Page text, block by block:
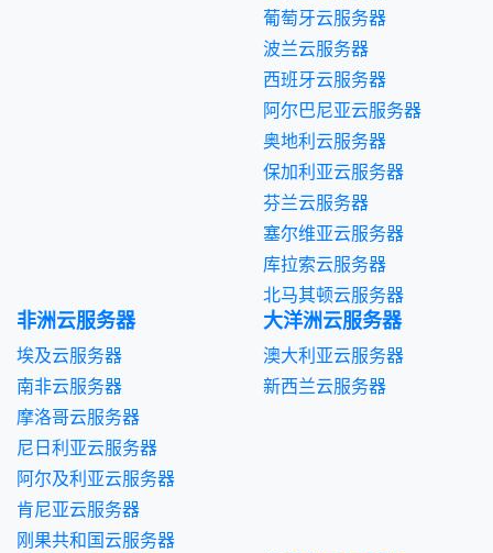
葡萄牙云服务器
波兰云服务器
西班牙云服务器
阿尔巴尼亚云服务器
奥地利云服务器
保加利亚云服务器
芬兰云服务器
塞尔维亚云服务器
库拉索云服务器
北马其顿云服务器
非洲云服务器
埃及云服务器
南非云服务器
摩洛哥云服务器
尼日利亚云服务器
阿尔及利亚云服务器
肯尼亚云服务器
刚果共和国云服务器
大洋洲云服务器
澳大利亚云服务器
新西兰云服务器